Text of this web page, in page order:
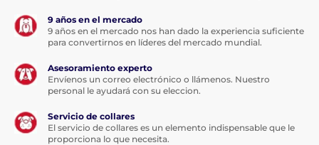
9 años en el mercado
9 años en el mercado nos han dado la experiencia suficiente
para convertirnos en líderes del mercado mundial.
Asesoramiento experto
Envíenos un correo electrónico o llámenos. Nuestro
personal le ayudará con su eleccion.
Servicio de collares
El servicio de collares es un elemento indispensable que le
proporciona lo que necesita.